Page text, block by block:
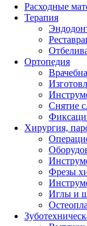
Расходные
Терапия
Ортопедия
Снятие
Хирургия,
Фрезы
Иглы и